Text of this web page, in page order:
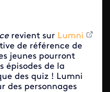
revient sur Lumni
de référence de
jeunes pourront
épisodes de la
des quiz ! Lumni
des personnages